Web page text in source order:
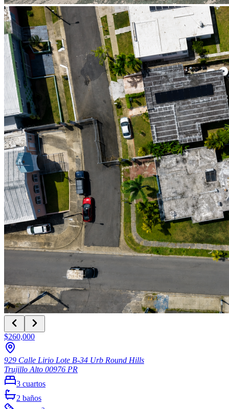
$260,000
929 Calle Lirio Lote B-34 Urb Round Hills
Trujillo Alto 00976 PR
3 cuartos
2 baños